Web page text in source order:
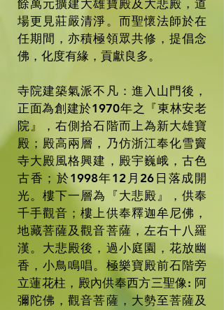
餘萬元擴建大雄寶殿及大悲殿，道
場更見莊嚴清淨。而聖懷法師於在
任期間，亦積極領眾共修，提倡念
佛，化度有緣，貢獻良多。
寺院建築氣派不凡：進入山門後，
正面為創建於1970年之『東林安老
院』，右側拾石階而上為新大雄寶
殿；殿高兩層，乃仿浙江奉化雪竇
寺大殿風格興建，殿宇巍峨，古色
古香；於1998年12月26日落成開
光。樓下一層為『大悲殿』，供奉
千手觀音；樓上供奉釋迦牟尼佛，
地藏菩薩及觀音菩薩，左右十八羅
漢。大悲殿後，過小庭園，花放幽
香，小鳥鳴唱。極樂寶殿前石階旁
立蓮花柱，殿內供奉西方三聖像: 阿
彌陀佛，觀音菩薩，大勢至菩薩及